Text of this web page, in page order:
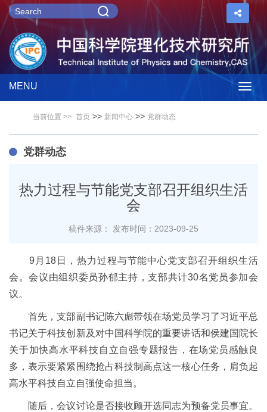
MENU
当前位置 >> 首页 >> 新闻中心 >> 党群动态
党群动态
热力过程与节能党支部召开组织生活
会
稿件来源： 发布时间：2023-09-25
9月18日，热力过程与节能中心党支部召开组织生活
会。会议由组织委员孙郁主持，支部共计30名党员参加会
议。
首先，支部副书记陈六彪带领在场党员学习了习近平总
书记关于科技创新及对中国科学院的重要讲话和侯建国院长
关于加快高水平科技自立自强专题报告，在场党员感触良
多，表示要紧紧围绕抢占科技制高点这一核心任务，肩负起
高水平科技自立自强使命担当。
随后，会议讨论是否接收顾开选同志为预备党员事宜。